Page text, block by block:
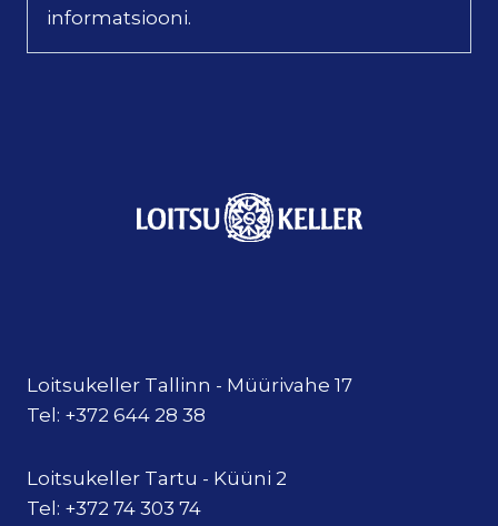
informatsiooni.
Loitsukeller Tallinn - Müürivahe 17
Tel: +372 644 28 38
Loitsukeller Tartu - Küüni 2
Tel: +372 74 303 74